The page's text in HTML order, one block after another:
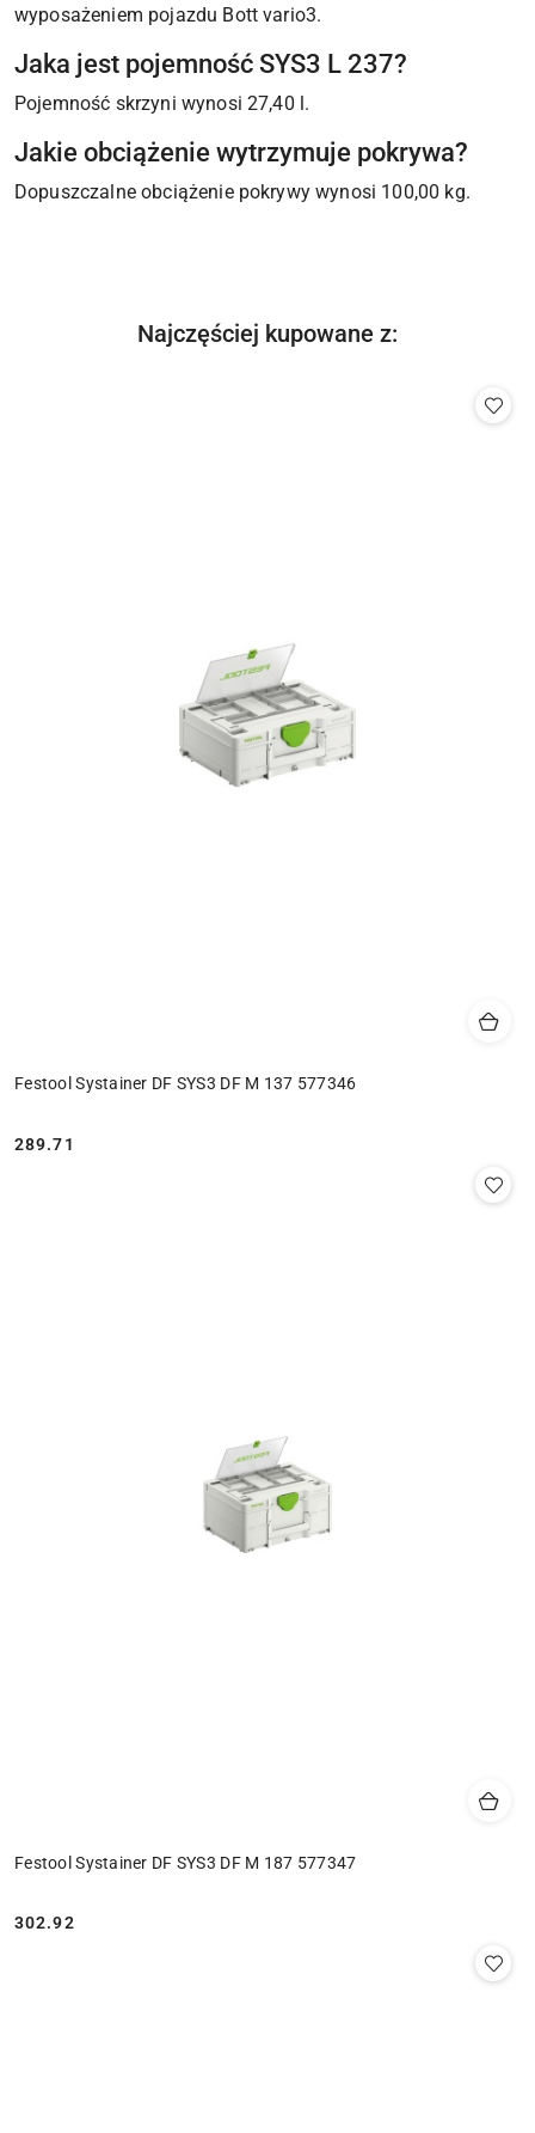
wyposażeniem pojazdu Bott vario3.
Jaka jest pojemność SYS3 L 237?
Pojemność skrzyni wynosi 27,40 l.
Jakie obciążenie wytrzymuje pokrywa?
Dopuszczalne obciążenie pokrywy wynosi 100,00 kg.
Pomiń karuzelę produktów
Produkty
Najczęściej kupowane z:
Festool Systainer DF SYS3 DF M 137 577346
Cena:
289.71
Festool Systainer DF SYS3 DF M 187 577347
Cena:
302.92